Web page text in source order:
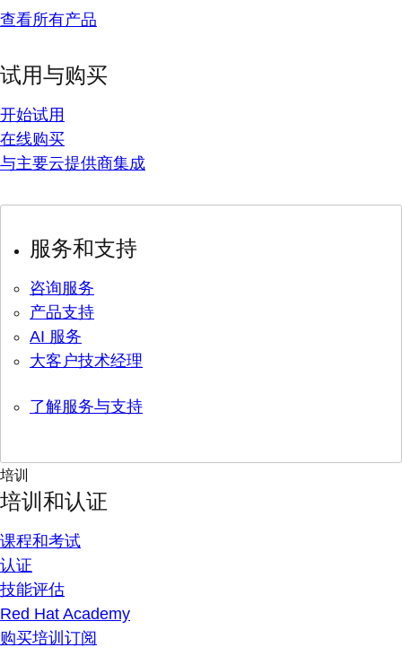
查看所有产品
试用与购买
开始试用
在线购买
与主要云提供商集成
服务和支持
咨询服务
产品支持
AI 服务
大客户技术经理
了解服务与支持
培训
培训和认证
课程和考试
认证
技能评估
Red Hat Academy
购买培训订阅